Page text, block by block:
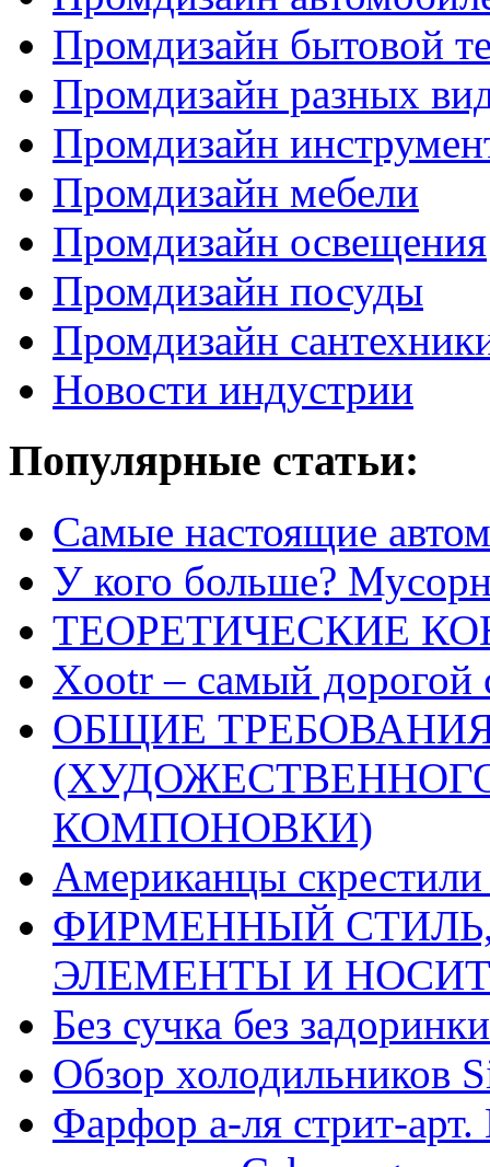
Промдизайн бытовой
Промдизайн разных
Промдизайн
Промдизайн мебели
Промдизайн освещения
Промдизайн посуды
Промдизайн
Новости индустрии
Популярные статьи:
Самые настоящие
У кого больше?
ТЕОРЕТИЧЕСКИЕ
Xootr – самый дорогой
ОБЩИЕ
КОМПОНОВКИ)
Американцы
ФИРМЕННЫЙ
ЭЛЕМЕНТЫ И
Без сучка без
Обзор холодильников
Фарфор а-ля стрит-